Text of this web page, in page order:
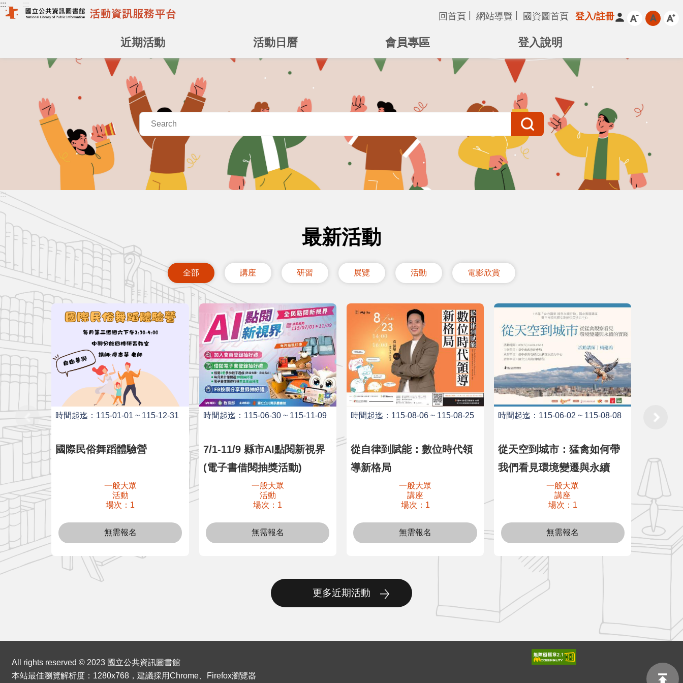
:::
跳到主要內容區塊
:::
回首頁 網站導覽 國資圖首頁 登入/註冊
近期活動 活動日曆 會員專區 登入說明
:::
最新活動
全部 講座 研習 展覽 活動 電影欣賞
時間起迄：115-01-01 ~ 115-12-31
國際民俗舞蹈體驗營
一般大眾
活動
場次：1
無需報名
時間起迄：115-06-30 ~ 115-11-09
7/1-11/9 縣市AI點閱新視界
(電子書借閱抽獎活動)
一般大眾
活動
場次：1
無需報名
時間起迄：115-08-06 ~ 115-08-25
從自律到賦能：數位時代領
導新格局
一般大眾
講座
場次：1
無需報名
時間起迄：115-06-02 ~ 115-08-08
從天空到城市：猛禽如何帶
我們看見環境變遷與永續
一般大眾
講座
場次：1
無需報名
時間起
共存之
更多近期活動
All rights reserved © 2023 國立公共資訊圖書館
本站最佳瀏覽解析度：1280x768，建議採用Chrome、Firefox瀏覽器